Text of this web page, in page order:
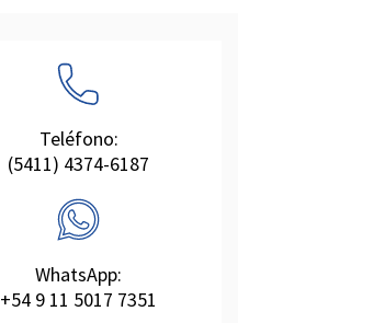
Teléfono:
(5411) 4374-6187
WhatsApp:
+54 9 11 5017 7351